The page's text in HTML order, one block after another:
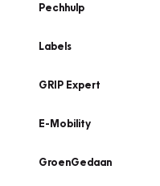
Pechhulp
Labels
GRIP Expert
E-Mobility
GroenGedaan